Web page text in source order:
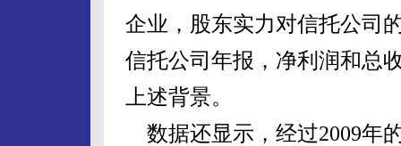
企业，股东实力对信托公司
信托公司年报，净利润和总
上述背景。
数据还显示，经过2009年